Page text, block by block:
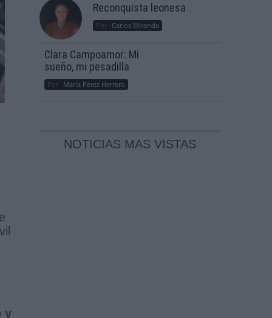
y
Reconquista leonesa
Por Carlos Miranda
Clara Campoamor: Mi
sueño, mi pesadilla
Por María Pérez Herrero
NOTICIAS MAS VISTAS